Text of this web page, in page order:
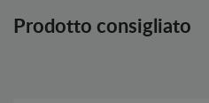
Prodotto consigliato